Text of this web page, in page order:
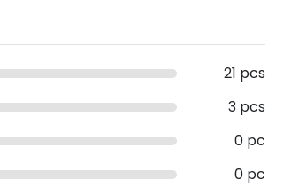
21 pcs
3 pcs
0 pc
0 pc